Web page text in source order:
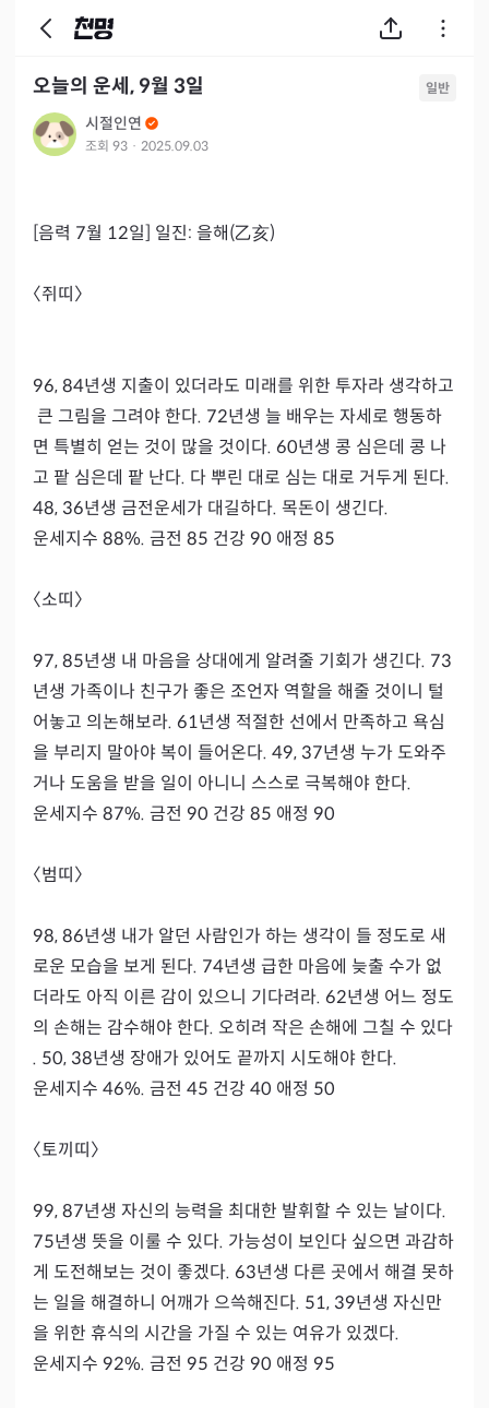
오늘의 운세, 9월 3일 일반
시절인연
조회 93 · 2025.09.03
[음력 7월 12일] 일진: 을해(乙亥)
〈쥐띠〉
96, 84년생 지출이 있더라도 미래를 위한 투자라 생각하고
큰 그림을 그려야 한다. 72년생 늘 배우는 자세로 행동하
면 특별히 얻는 것이 많을 것이다. 60년생 콩 심은데 콩 나
고 팥 심은데 팥 난다. 다 뿌린 대로 심는 대로 거두게 된다.
48, 36년생 금전운세가 대길하다. 목돈이 생긴다.
운세지수 88%. 금전 85 건강 90 애정 85
〈소띠〉
97, 85년생 내 마음을 상대에게 알려줄 기회가 생긴다. 73
년생 가족이나 친구가 좋은 조언자 역할을 해줄 것이니 털
어놓고 의논해보라. 61년생 적절한 선에서 만족하고 욕심
을 부리지 말아야 복이 들어온다. 49, 37년생 누가 도와주
거나 도움을 받을 일이 아니니 스스로 극복해야 한다.
운세지수 87%. 금전 90 건강 85 애정 90
〈범띠〉
98, 86년생 내가 알던 사람인가 하는 생각이 들 정도로 새
로운 모습을 보게 된다. 74년생 급한 마음에 늦출 수가 없
더라도 아직 이른 감이 있으니 기다려라. 62년생 어느 정도
의 손해는 감수해야 한다. 오히려 작은 손해에 그칠 수 있다
. 50, 38년생 장애가 있어도 끝까지 시도해야 한다.
운세지수 46%. 금전 45 건강 40 애정 50
〈토끼띠〉
99, 87년생 자신의 능력을 최대한 발휘할 수 있는 날이다.
75년생 뜻을 이룰 수 있다. 가능성이 보인다 싶으면 과감하
게 도전해보는 것이 좋겠다. 63년생 다른 곳에서 해결 못하
는 일을 해결하니 어깨가 으쓱해진다. 51, 39년생 자신만
을 위한 휴식의 시간을 가질 수 있는 여유가 있겠다.
운세지수 92%. 금전 95 건강 90 애정 95